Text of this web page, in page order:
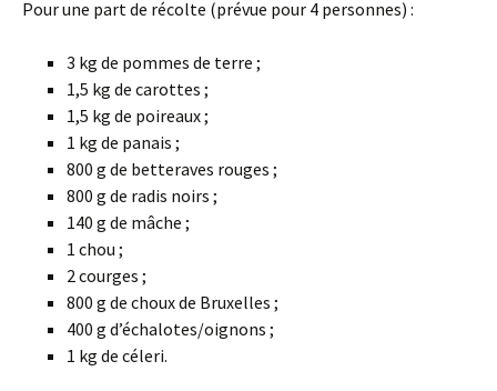
Pour une part de récolte (prévue pour 4 personnes) :
3 kg de pommes de terre ;
1,5 kg de carottes ;
1,5 kg de poireaux ;
1 kg de panais ;
800 g de betteraves rouges ;
800 g de radis noirs ;
140 g de mâche ;
1 chou ;
2 courges ;
800 g de choux de Bruxelles ;
400 g d’échalotes/oignons ;
1 kg de céleri.